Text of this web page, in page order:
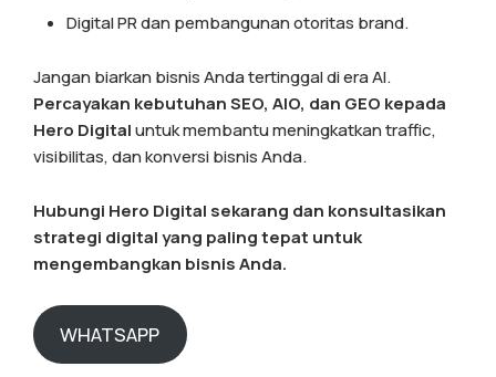
Digital PR dan pembangunan otoritas brand.
Jangan biarkan bisnis Anda tertinggal di era AI.
Percayakan kebutuhan SEO, AIO, dan GEO kepada
Hero Digitaluntuk membantu meningkatkan traffic,
visibilitas, dan konversi bisnis Anda.
Hubungi Hero Digital sekarang dan konsultasikan
strategi digital yang paling tepat untuk
mengembangkan bisnis Anda.
WHATSAPP